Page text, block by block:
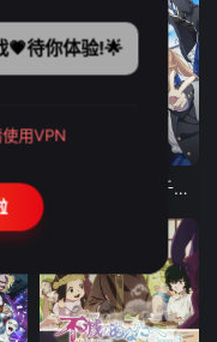
♡ 弹珠汽水瓶里的千岁同学
💗待你体验!🌟
用VPN